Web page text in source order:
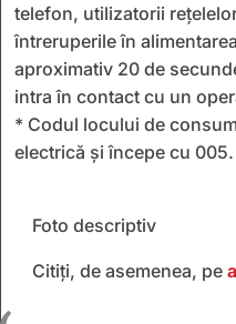
telefon, utilizatorii
întreruperile în
aproximativ 20 de
intra în contact cu un
* Codul locului de
electrică şi începe cu 005.
Foto descriptiv
Citiți, de asemenea, pe